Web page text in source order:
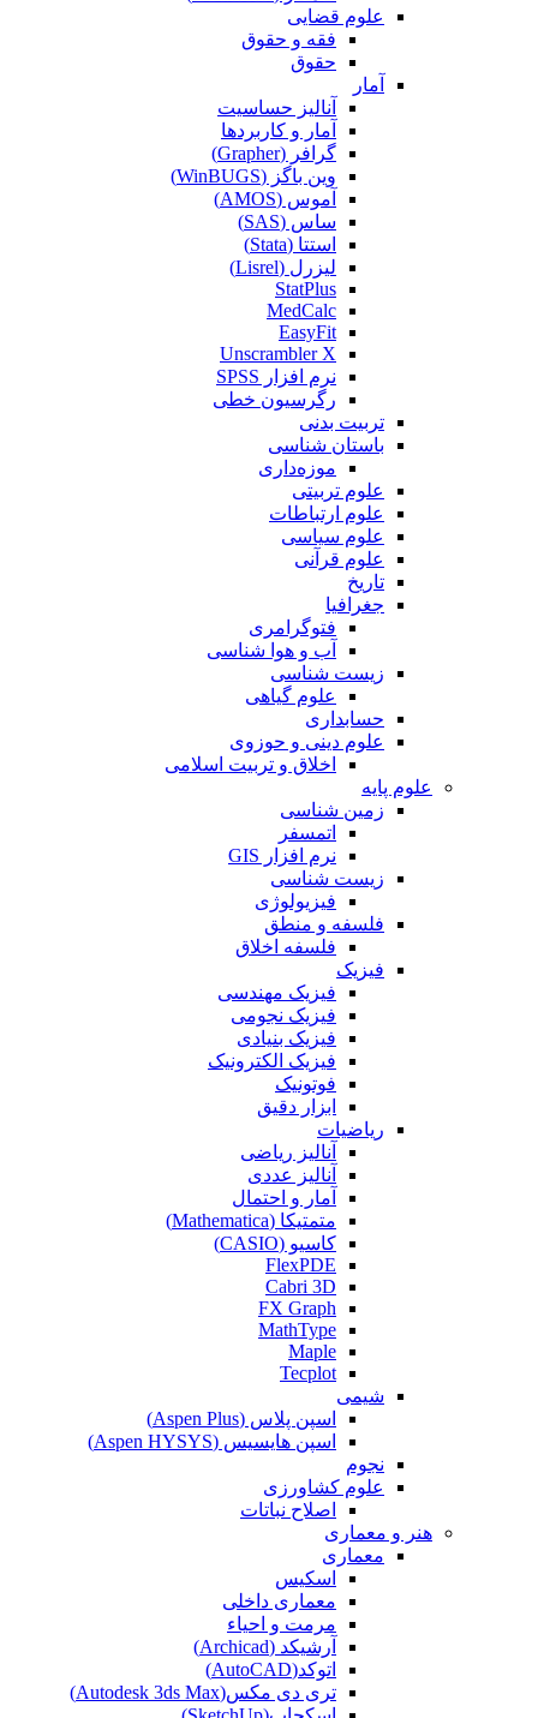
علوم قضایی
فقه و حقوق
حقوق
آمار
آنالیز حساسیت
آمار و کاربردها
گرافر (Grapher)
وین باگز (WinBUGS)
آموس (AMOS)
ساس (SAS)
استتا (Stata)
لیزرل (Lisrel)
StatPlus
MedCalc
EasyFit
Unscrambler X
نرم افزار SPSS
رگرسیون خطی
تربیت بدنی
باستان شناسی
موزه‌داری
علوم تربیتی
علوم ارتباطات
علوم سیاسی
علوم قرآنی
تاریخ
جغرافیا
فتوگرامری
آب و هوا شناسی
زیست شناسی
علوم گیاهی
حسابداری
علوم دینی و حوزوی
اخلاق و تربیت اسلامی
علوم پایه
زمین شناسی
اتمسفر
نرم افزار GIS
زیست شناسی
فیزیولوژی
فلسفه و منطق
فلسفه اخلاق
فیزیک
فیزیک مهندسی
فیزیک نجومی
فیزیک بنیادی
فیزیک الکترونیک
فوتونیک
ابزار دقیق
ریاضیات
آنالیز ریاضی
آنالیز عددی
آمار و احتمال
متمتیکا (Mathematica)
کاسیو (CASIO)
FlexPDE
Cabri 3D
FX Graph
MathType
Maple
Tecplot
شیمی
اسپن پلاس (Aspen Plus)
اسپن هایسیس (Aspen HYSYS)
نجوم
علوم کشاورزی
اصلاح نباتات
هنر و معماری
معماری
اسکیس
معماری داخلی
مرمت و احیاء
آرشیکد (Archicad)
اتوکد(AutoCAD)
تری دی مکس(Autodesk 3ds Max)